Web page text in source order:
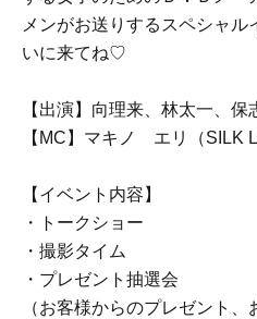
メンがお送りするスペシャ
いに来てね♡
【出演】向理来、林太一、
【MC】マキノ エリ（SILK
【イベント内容】
・トークショー
・撮影タイム
・プレゼント抽選会
（お客様からのプレゼント